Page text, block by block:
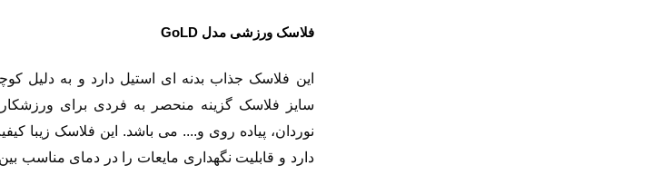
فلاسک ورزشی مدلGoLD
این فلاسک جذاب بدنه ای استیل دارد و به دلیل
سایز فلاسک گزینه منحصر به فردی برای
نوردان، پیاده روی و.... می باشد. این فلاسک زیبا